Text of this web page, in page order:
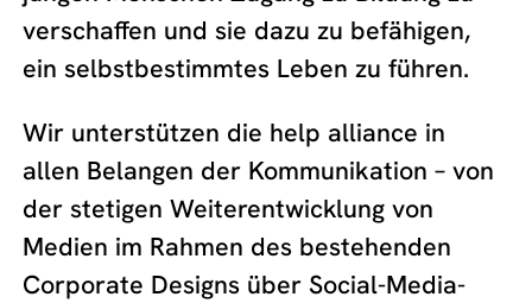
verschaffen und sie dazu zu befähigen,
ein selbstbestimmtes Leben zu führen.
Wir unterstützen die help alliance in
allen Belangen der Kommunikation – von
der stetigen Weiterentwicklung von
Medien im Rahmen des bestehenden
Corporate Designs über Social-Media-